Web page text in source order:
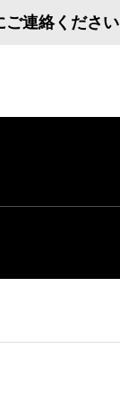
ご連絡ください